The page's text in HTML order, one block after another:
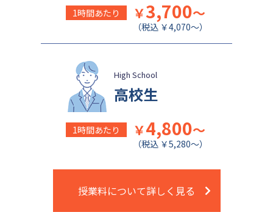
1時間あたり ￥3,700～
（税込 ￥4,070～）
High School
高校生
1時間あたり ￥4,800～
（税込 ￥5,280～）
授業料について詳しく見る